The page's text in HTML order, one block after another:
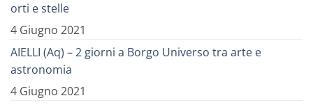
orti e stelle
4 Giugno 2021
AIELLI (Aq) – 2 giorni a Borgo Universo tra arte e
astronomia
4 Giugno 2021